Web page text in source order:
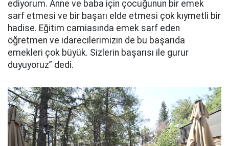
ediyorum. Anne ve baba için çocuğunun bir emek
sarf etmesi ve bir başarı elde etmesi çok kıymetli bir
hadise. Eğitim camiasında emek sarf eden
öğretmen ve idarecilerimizin de bu başarıda
emekleri çok büyük. Sizlerin başarısı ile gurur
duyuyoruz” dedi.